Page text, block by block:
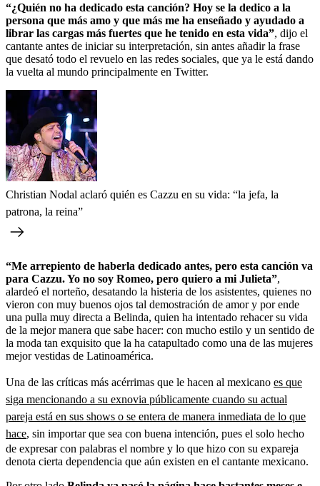
“¿Quién no ha dedicado esta canción? Hoy se la dedico a la
persona que más amo y que más me ha enseñado y ayudado a
librar las cargas más fuertes que he tenido en esta vida”, dijo el
cantante antes de iniciar su interpretación, sin antes añadir la frase
que desató todo el revuelo en las redes sociales, que ya le está dando
la vuelta al mundo principalmente en Twitter.
Christian Nodal aclaró quién es Cazzu en su vida: “la jefa, la
patrona, la reina”
“Me arrepiento de haberla dedicado antes, pero esta canción va
para Cazzu. Yo no soy Romeo, pero quiero a mi Julieta”,
alardeó el norteño, desatando la histeria de los asistentes, quienes no
vieron con muy buenos ojos tal demostración de amor y por ende
una pulla muy directa a Belinda, quien ha intentado rehacer su vida
de la mejor manera que sabe hacer: con mucho estilo y un sentido de
la moda tan exquisito que la ha catapultado como una de las mujeres
mejor vestidas de Latinoamérica.
Una de las críticas más acérrimas que le hacen al mexicano es que
siga mencionando a su exnovia públicamente cuando su actual
pareja está en sus shows o se entera de manera inmediata de lo que
hace, sin importar que sea con buena intención, pues el solo hecho
de expresar con palabras el nombre y lo que hizo con su expareja
denota cierta dependencia que aún existen en el cantante mexicano.